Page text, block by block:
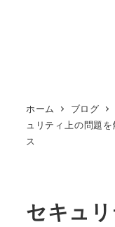
ホーム ブログ
ュリティ上の問題
ス
セキュ